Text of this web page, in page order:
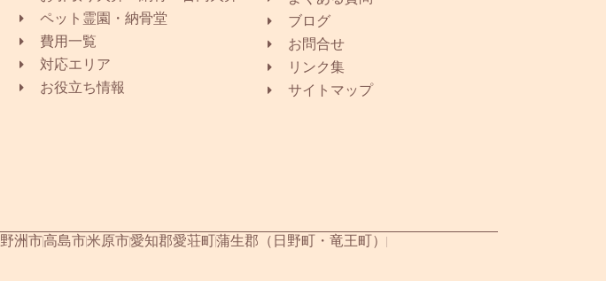
ペット霊園・納骨堂
費用一覧
対応エリア
お役立ち情報
ブログ
お問合せ
リンク集
サイトマップ
野洲市高島市米原市愛知郡愛荘町蒲生郡（日野町・竜王町）